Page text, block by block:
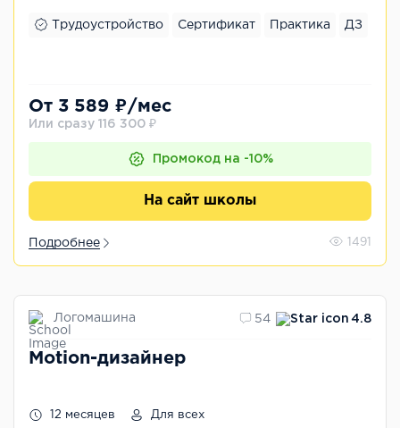
Трудоустройство Сертификат Практика ДЗ
От 3 589 ₽/мес
Или сразу 116 300 ₽
Промокод на -10%
На сайт школы
Подробнее 1491
Логомашина 54 4.8
Motion-дизайнер
12 месяцев Для всех